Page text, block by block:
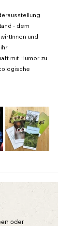
- dem
und
mit Humor zu
oder